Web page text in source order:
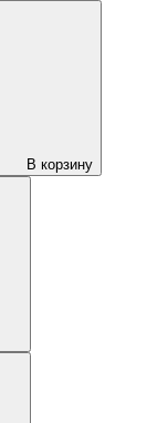
В корзину